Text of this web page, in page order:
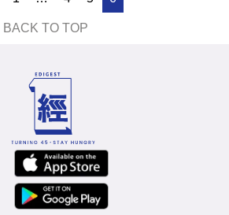
BACK TO TOP